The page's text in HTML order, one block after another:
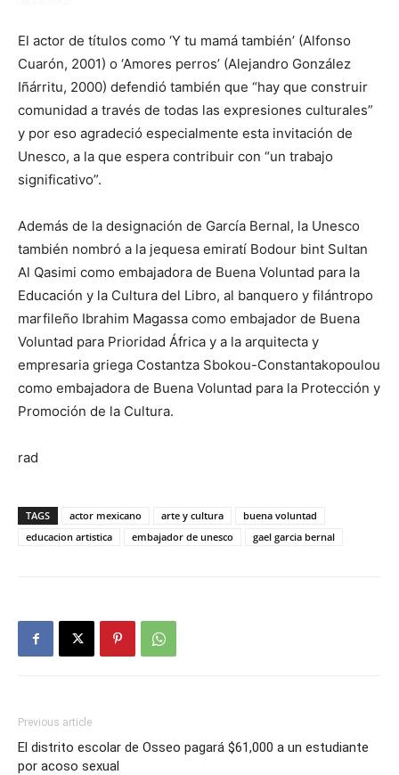
El actor de títulos como ‘Y tu mamá también’ (Alfonso
Cuarón, 2001) o ‘Amores perros’ (Alejandro González
Iñárritu, 2000) defendió también que “hay que construir
comunidad a través de todas las expresiones culturales”
y por eso agradeció especialmente esta invitación de
Unesco, a la que espera contribuir con “un trabajo
significativo”.
Además de la designación de García Bernal, la Unesco
también nombró a la jequesa emiratí Bodour bint Sultan
Al Qasimi como embajadora de Buena Voluntad para la
Educación y la Cultura del Libro, al banquero y filántropo
marfileño Ibrahim Magassa como embajador de Buena
Voluntad para Prioridad África y a la arquitecta y
empresaria griega Costantza Sbokou-Constantakopoulou
como embajadora de Buena Voluntad para la Protección y
Promoción de la Cultura.
rad
TAGS actor mexicano arte y cultura
buena voluntad
educacion artistica
embajador de unesco gael garcia bernal
Previous article
El distrito escolar de Osseo pagará $61,000 a un estudiante
por acoso sexual